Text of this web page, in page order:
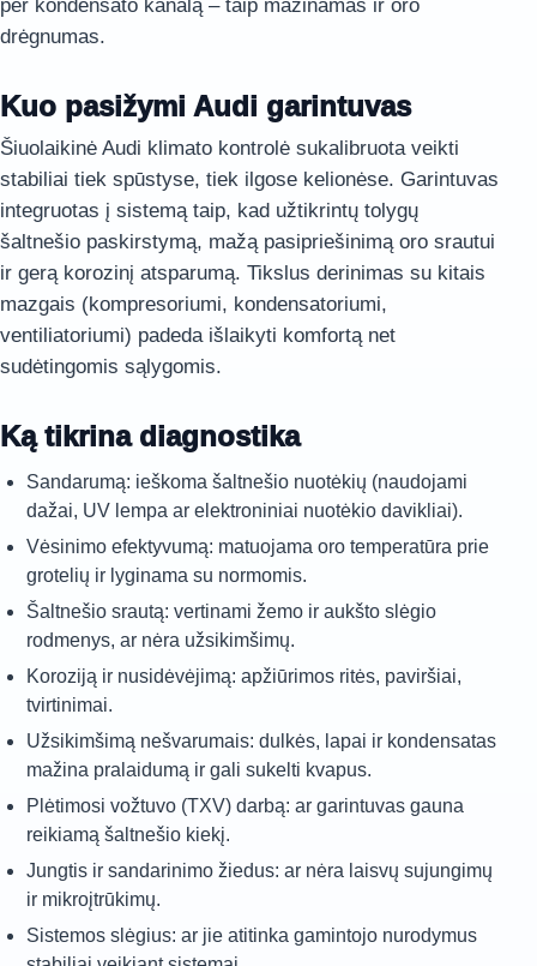
per kondensato kanalą – taip mažinamas ir oro
drėgnumas.
Kuo pasižymi Audi garintuvas
Šiuolaikinė Audi klimato kontrolė sukalibruota veikti
stabiliai tiek spūstyse, tiek ilgose kelionėse. Garintuvas
integruotas į sistemą taip, kad užtikrintų tolygų
šaltnešio paskirstymą, mažą pasipriešinimą oro srautui
ir gerą korozinį atsparumą. Tikslus derinimas su kitais
mazgais (kompresoriumi, kondensatoriumi,
ventiliatoriumi) padeda išlaikyti komfortą net
sudėtingomis sąlygomis.
Ką tikrina diagnostika
Sandarumą: ieškoma šaltnešio nuotėkių (naudojami
dažai, UV lempa ar elektroniniai nuotėkio davikliai).
Vėsinimo efektyvumą: matuojama oro temperatūra prie
grotelių ir lyginama su normomis.
Šaltnešio srautą: vertinami žemo ir aukšto slėgio
rodmenys, ar nėra užsikimšimų.
Koroziją ir nusidėvėjimą: apžiūrimos ritės, paviršiai,
tvirtinimai.
Užsikimšimą nešvarumais: dulkės, lapai ir kondensatas
mažina pralaidumą ir gali sukelti kvapus.
Plėtimosi vožtuvo (TXV) darbą: ar garintuvas gauna
reikiamą šaltnešio kiekį.
Jungtis ir sandarinimo žiedus: ar nėra laisvų sujungimų
ir mikroįtrūkimų.
Sistemos slėgius: ar jie atitinka gamintojo nurodymus